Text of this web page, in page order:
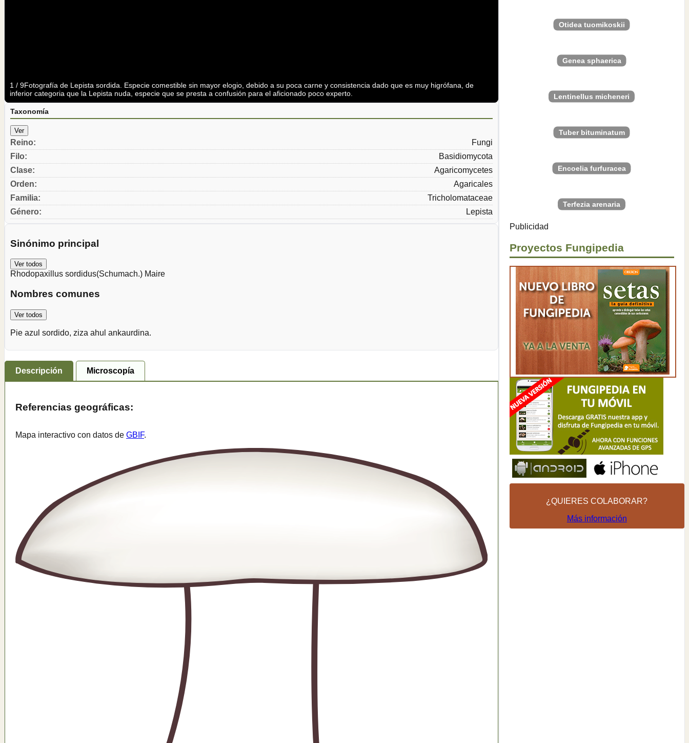
1 / 9Fotografía de Lepista sordida. Especie comestible sin mayor elogio, debido a su poca carne y consistencia dado que es muy higrófana, de
inferior categoria que la Lepista nuda, especie que se presta a confusión para el aficionado poco experto.
Taxonomía
Ver
Reino:
Fungi
Filo:
Basidiomycota
Clase:
Agaricomycetes
Orden:
Agaricales
Familia:
Tricholomataceae
Género: Lepista
Sinónimo principal
Ver todos
Rhodopaxillus sordidus(Schumach.) Maire
Nombres comunes
Ver todos
Pie azul sordido, ziza ahul ankaurdina.
Descripción Microscopía
Referencias geográficas:
Mapa interactivo con datos de GBIF.
Otidea tuomikoskii
Genea sphaerica
Lentinellus micheneri
Tuber bituminatum
Encoelia furfuracea
Terfezia arenaria
Publicidad
Proyectos Fungipedia
¿QUIERES COLABORAR?
Más información